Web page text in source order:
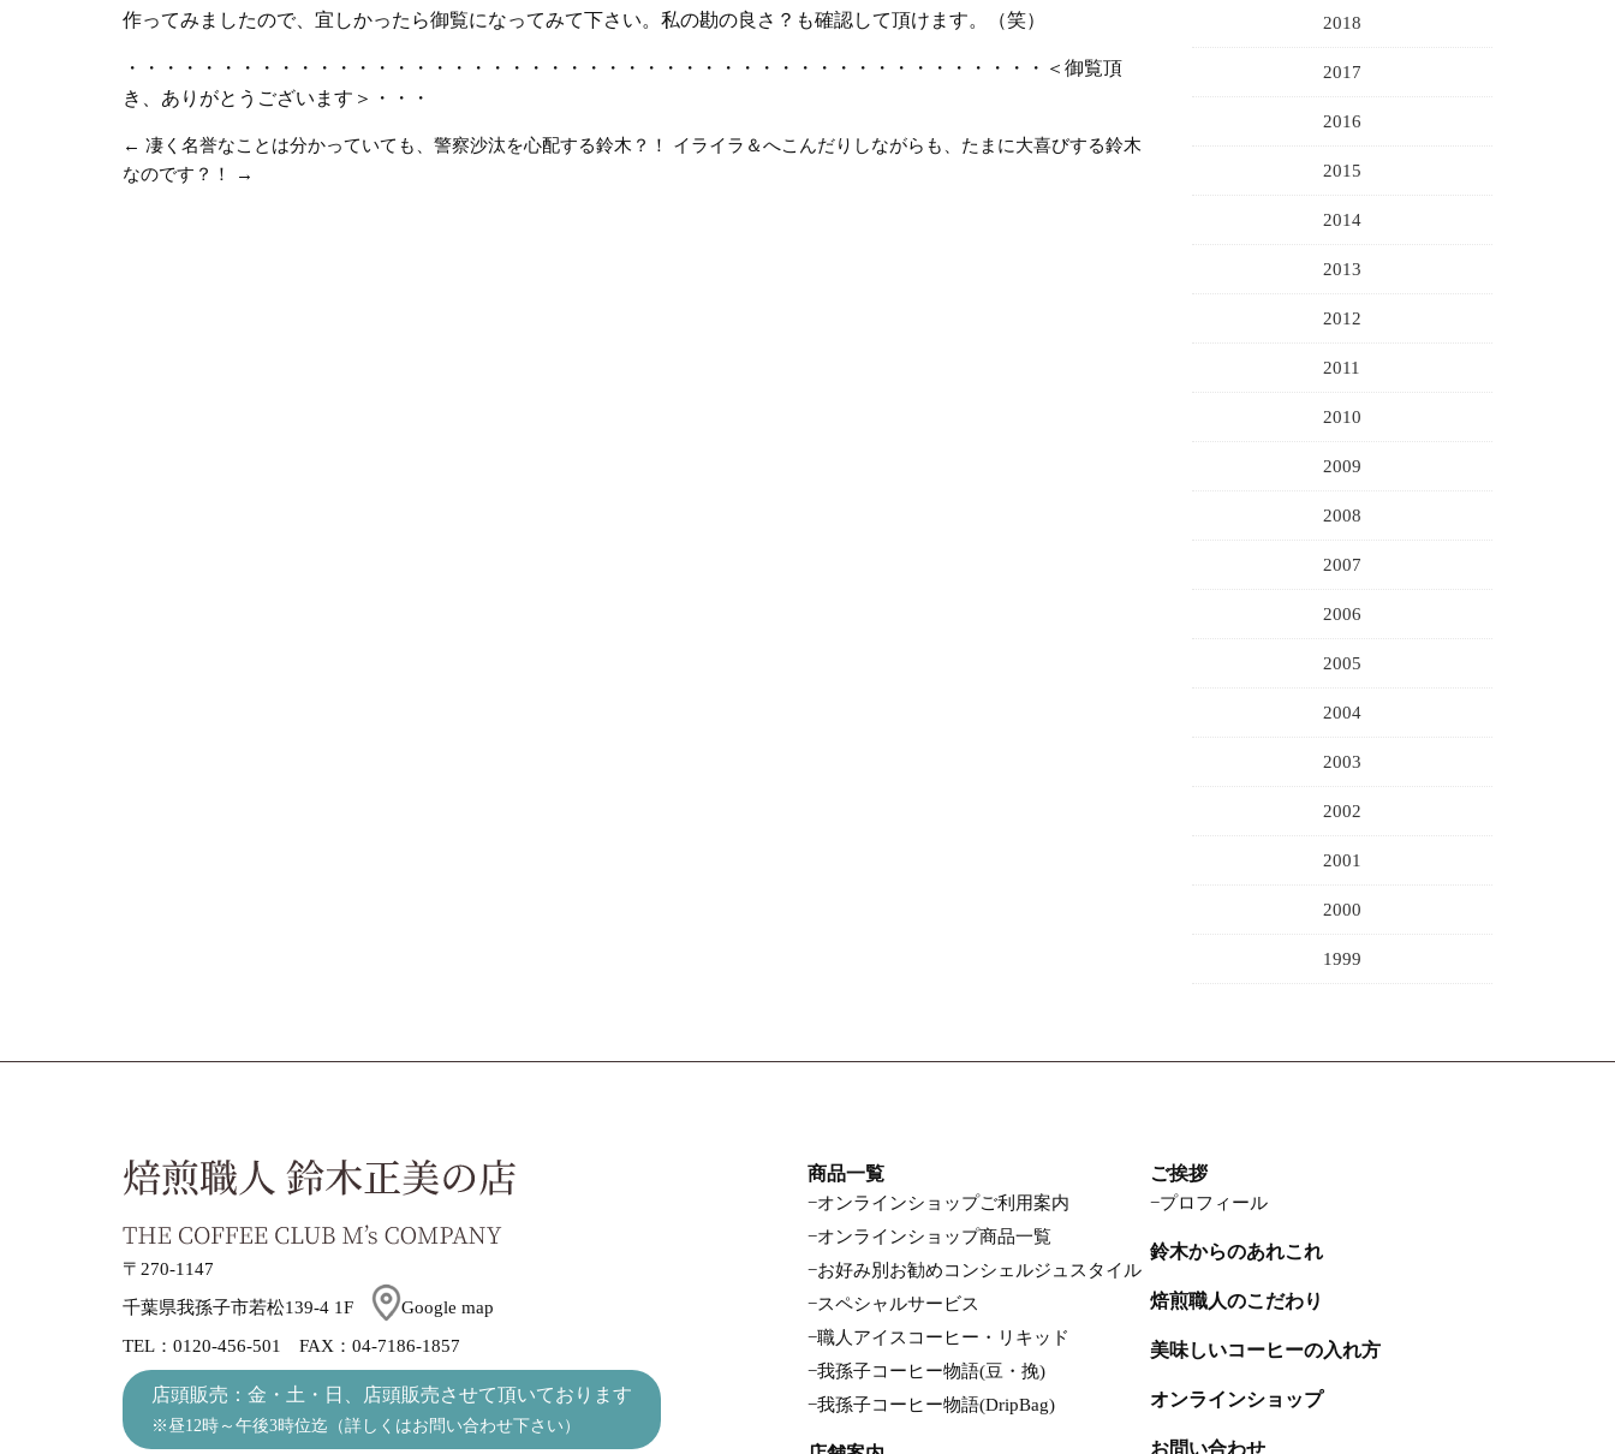
作ってみましたので、宜しかったら御覧になってみて下さい。私の勘の良さ？も確認して頂けます。（笑）
・・・・・・・・・・・・・・・・・・・・・・・・・・・・・・・・・・・・・・・・・・・・・・・・＜御覧頂
き、ありがとうございます＞・・・
← 凄く名誉なことは分かっていても、警察沙汰を心配する鈴木？！
イライラ＆へこんだりしながらも、たまに大喜びする鈴木
なのです？！
→
2018
2017
2016
2015
2014
2013
2012
2011
2010
2009
2008
2007
2006
2005
2004
2003
2002
2001
2000
1999
〒270-1147
千葉県我孫子市若松139-4 1F
Google map
TEL：0120-456-501 FAX：04-7186-1857
店頭販売：金・土・日、店頭販売させて頂いております
※昼12時～午後3時位迄（詳しくはお問い合わせ下さい）
商品一覧
オンラインショップご利用案内
オンラインショップ商品一覧
お好み別お勧めコンシェルジュスタイル
スペシャルサービス
職人アイスコーヒー・リキッド
我孫子コーヒー物語(豆・挽)
我孫子コーヒー物語(DripBag)
ご挨拶
プロフィール
鈴木からのあれこれ
焙煎職人のこだわり
美味しいコーヒーの入れ方
オンラインショップ
お問い合わせ